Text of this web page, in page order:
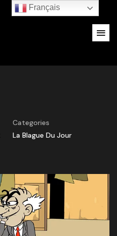
Categories
La Blague Du Jour
Français